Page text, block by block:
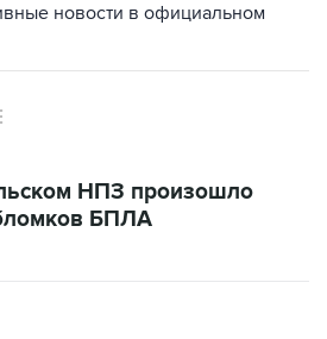
новости в официальном
НПЗ произошло
БПЛА